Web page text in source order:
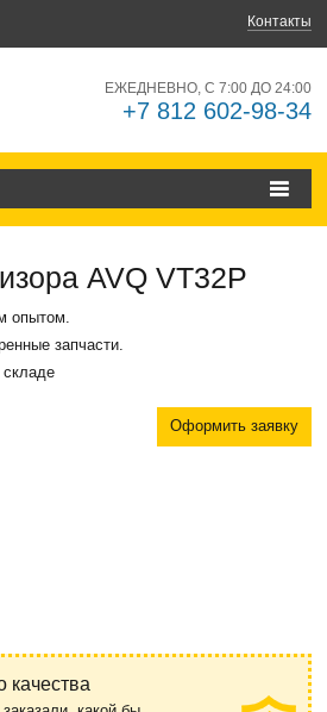
Контакты
ЕЖЕДНЕВНО, С 7:00 ДО 24:00
+7 812 602-98-34
AVQ VT32P
опытом.
запчасти.
складе
Оформить заявку
качества